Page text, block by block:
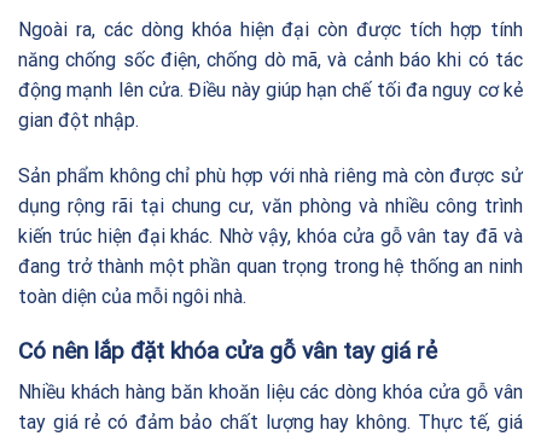
Ngoài ra, các dòng khóa hiện đại còn được tích hợp tính
năng chống sốc điện, chống dò mã, và cảnh báo khi có tác
động mạnh lên cửa. Điều này giúp hạn chế tối đa nguy cơ kẻ
gian đột nhập.
Sản phẩm không chỉ phù hợp với nhà riêng mà còn được sử
dụng rộng rãi tại chung cư, văn phòng và nhiều công trình
kiến trúc hiện đại khác. Nhờ vậy, khóa cửa gỗ vân tay đã và
đang trở thành một phần quan trọng trong hệ thống an ninh
toàn diện của mỗi ngôi nhà.
Có nên lắp đặt khóa cửa gỗ vân tay giá rẻ
Nhiều khách hàng băn khoăn liệu các dòng khóa cửa gỗ vân
tay giá rẻ có đảm bảo chất lượng hay không. Thực tế, giá